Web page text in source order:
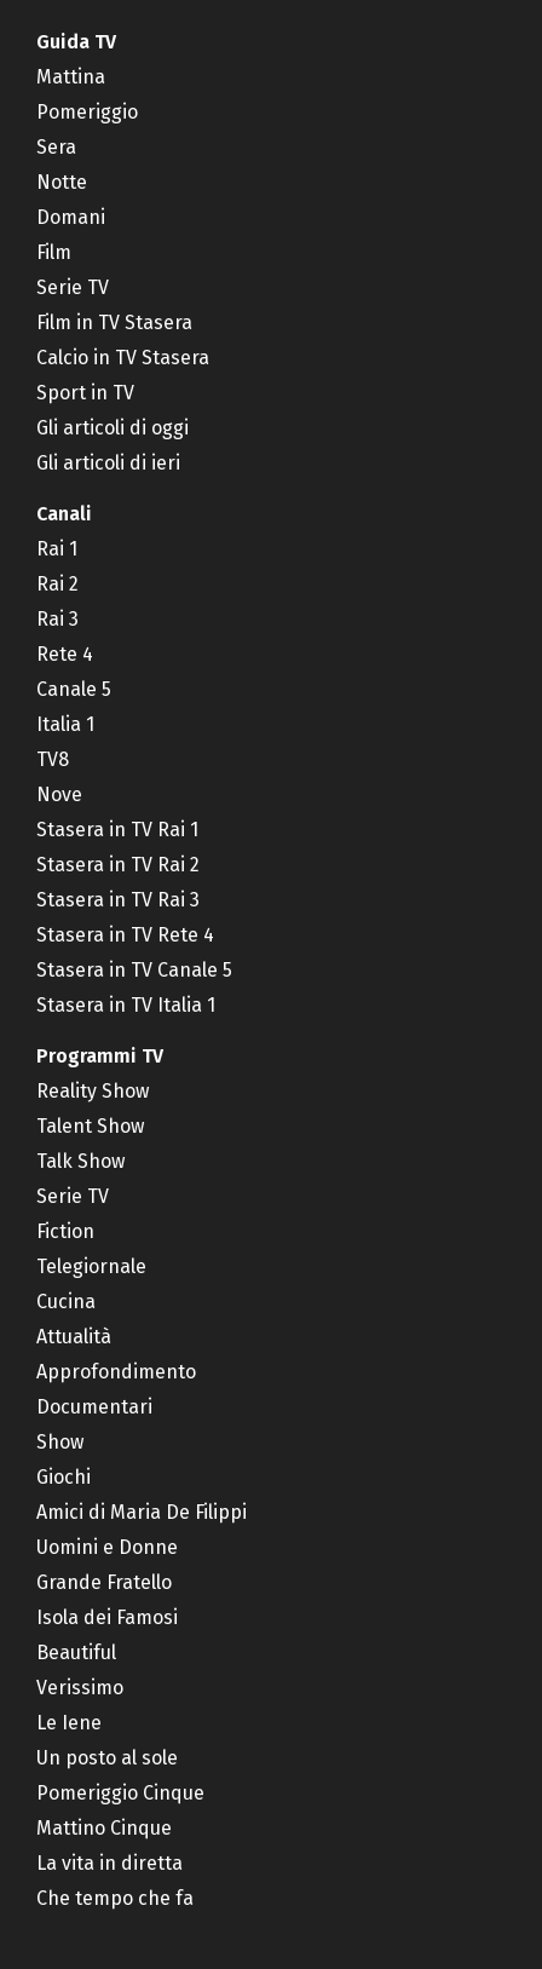
Guida TV
Mattina
Pomeriggio
Sera
Notte
Domani
Film
Serie TV
Film in TV Stasera
Calcio in TV Stasera
Sport in TV
Gli articoli di oggi
Gli articoli di ieri
Canali
Rai 1
Rai 2
Rai 3
Rete 4
Canale 5
Italia 1
TV8
Nove
Stasera in TV Rai 1
Stasera in TV Rai 2
Stasera in TV Rai 3
Stasera in TV Rete 4
Stasera in TV Canale 5
Stasera in TV Italia 1
Programmi TV
Reality Show
Talent Show
Talk Show
Serie TV
Fiction
Telegiornale
Cucina
Attualità
Approfondimento
Documentari
Show
Giochi
Amici di Maria De Filippi
Uomini e Donne
Grande Fratello
Isola dei Famosi
Beautiful
Verissimo
Le Iene
Un posto al sole
Pomeriggio Cinque
Mattino Cinque
La vita in diretta
Che tempo che fa